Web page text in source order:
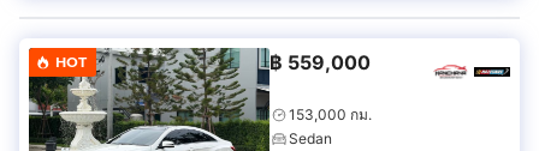
HOT ฿ 559,000
153,000 กม.
Sedan